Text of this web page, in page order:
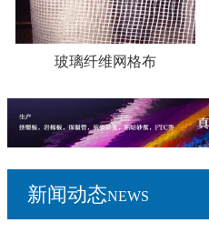
玻璃纤维网格布
新闻动态NEWS